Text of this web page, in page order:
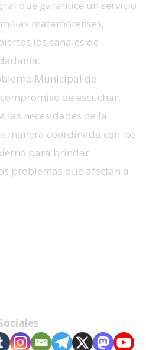
que garantice un servicio
matamorenses,
los canales de
Municipal de
de escuchar,
necesidades de la
manera coordinada con los
para brindar
problemas que afectan a